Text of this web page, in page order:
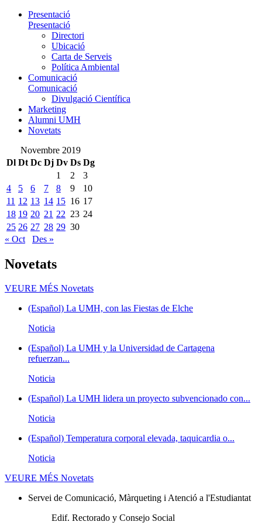
Presentació
Presentació
Directori
Ubicació
Carta de Serveis
Política Ambiental
Comunicació
Comunicació
Divulgació Científica
Marketing
Alumni UMH
Novetats
Novembre 2019
Dl Dt Dc Dj Dv Ds Dg
1
2
3
4
5 6 7 8 9
10
11 12 13 14 15 16 17
18 19 20 21 22 23 24
25 26 27 28 29 30
« Oct
Des »
Novetats
VEURE MÉS Novetats
(Español) La UMH, con las Fiestas de Elche
Noticia
(Español) La UMH y la Universidad de Cartagena
refuerzan...
Noticia
(Español) La UMH lidera un proyecto subvencionado con...
Noticia
(Español) Temperatura corporal elevada, taquicardia o...
Noticia
VEURE MÉS Novetats
Servei de Comunicació, Màrqueting i Atenció a l'Estudiantat
Edif. Rectorado y Consejo Social